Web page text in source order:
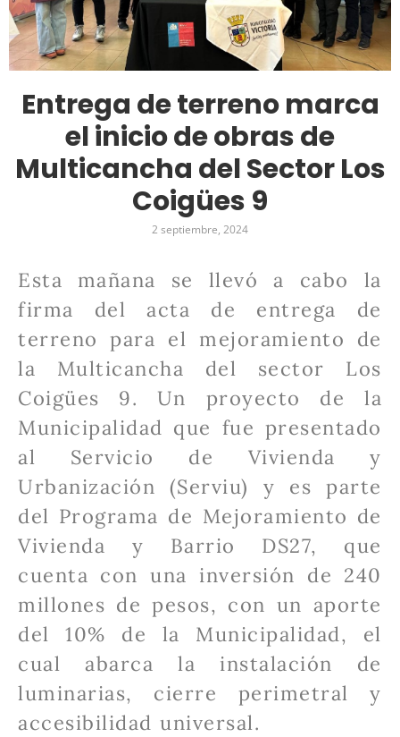
Entrega de terreno marca
el inicio de obras de
Multicancha del Sector Los
Coigües 9
2 septiembre, 2024
Esta mañana se llevó a cabo la
firma del acta de entrega de
terreno para el mejoramiento de
la Multicancha del sector Los
Coigües 9. Un proyecto de la
Municipalidad que fue presentado
al Servicio de Vivienda y
Urbanización (Serviu) y es parte
del Programa de Mejoramiento de
Vivienda y Barrio DS27, que
cuenta con una inversión de 240
millones de pesos, con un aporte
del 10% de la Municipalidad, el
cual abarca la instalación de
luminarias, cierre perimetral y
accesibilidad universal.